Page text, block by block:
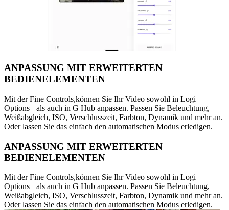
ANPASSUNG MIT ERWEITERTEN
BEDIENELEMENTEN
Mit der Fine Controls,können Sie Ihr Video sowohl in Logi
Options+ als auch in G Hub anpassen. Passen Sie Beleuchtung,
Weißabgleich, ISO, Verschlusszeit, Farbton, Dynamik und mehr an.
Oder lassen Sie das einfach den automatischen Modus erledigen.
ANPASSUNG MIT ERWEITERTEN
BEDIENELEMENTEN
Mit der Fine Controls,können Sie Ihr Video sowohl in Logi
Options+ als auch in G Hub anpassen. Passen Sie Beleuchtung,
Weißabgleich, ISO, Verschlusszeit, Farbton, Dynamik und mehr an.
Oder lassen Sie das einfach den automatischen Modus erledigen.